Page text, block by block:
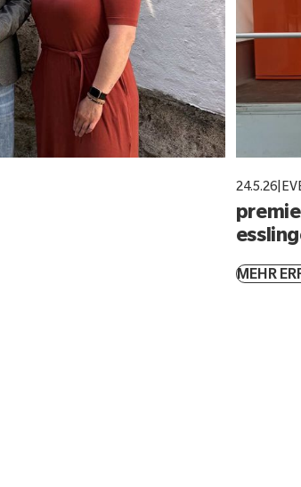
24.5.26|
MEHR